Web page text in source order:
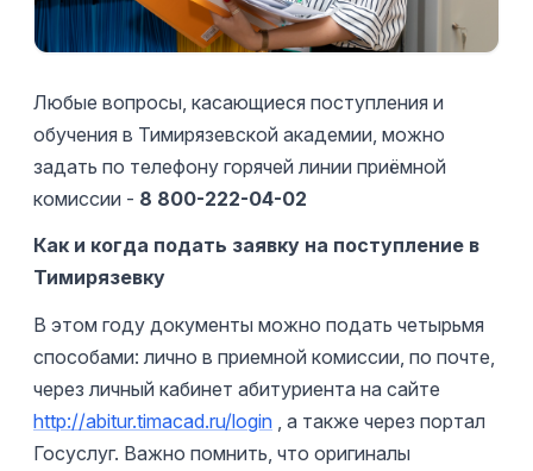
Любые вопросы, касающиеся поступления и
обучения в Тимирязевской академии, можно
задать по телефону горячей линии приёмной
комиссии - 8 800-222-04-02
Как и когда подать заявку на поступление в
Тимирязевку
В этом году документы можно подать четырьмя
способами: лично в приемной комиссии, по почте,
через личный кабинет абитуриента на сайте
http://abitur.timacad.ru/login , а также через портал
Госуслуг. Важно помнить, что оригиналы